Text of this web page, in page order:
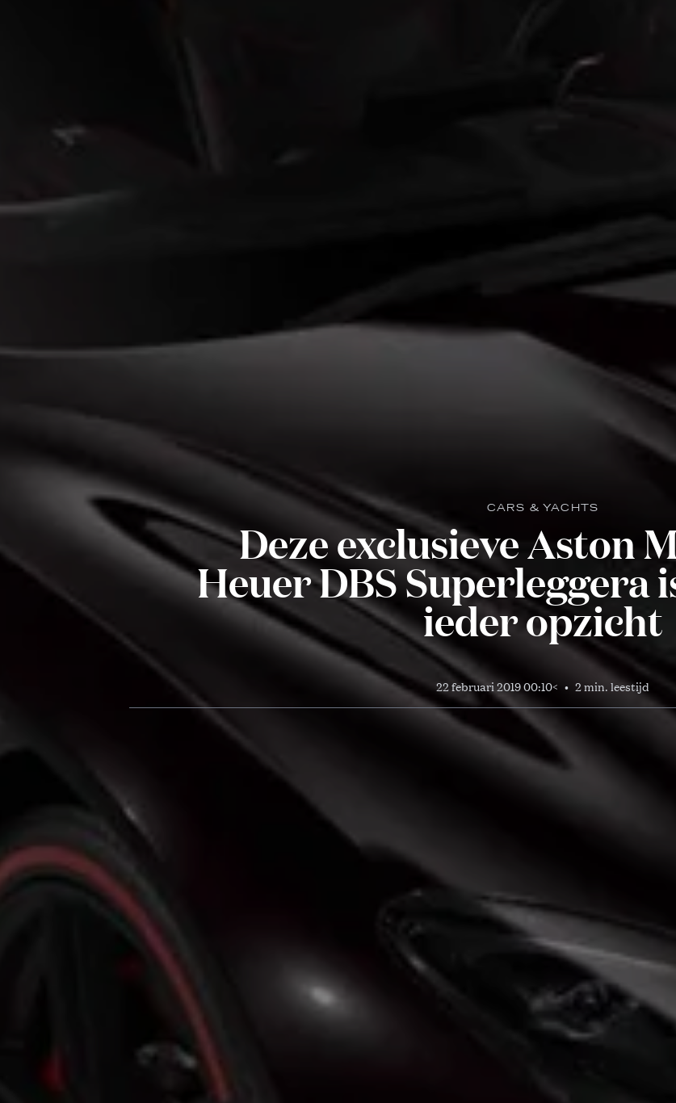
CARS & YACHTS
Deze exclusieve Aston
Heuer DBS Superleggera
ieder opzicht
22 februari 2019 00:10< • 2 min. leestijd